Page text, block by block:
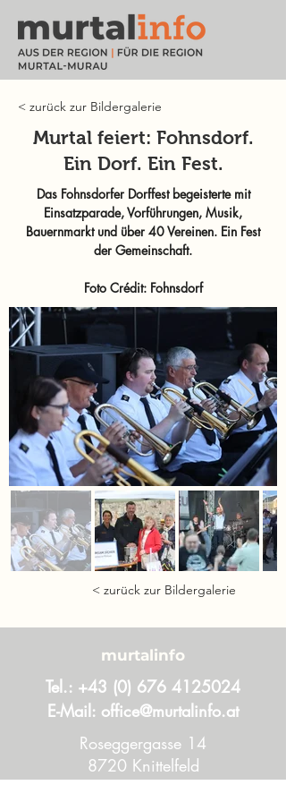
< zurück zur Bildergalerie
Murtal feiert: Fohnsdorf.
Ein Dorf. Ein Fest.
Das Fohnsdorfer Dorffest begeisterte mit
Einsatzparade, Vorführungen, Musik,
Bauernmarkt und über 40 Vereinen. Ein Fest
der Gemeinschaft.
Foto Crédit: Fohnsdorf
< zurück zur Bildergalerie
murtalinfo
Tel.: +43 (0) 676 4125024
E-Mail: office@murtalinfo.at
Roseggergasse 14
8720 Knittelfeld